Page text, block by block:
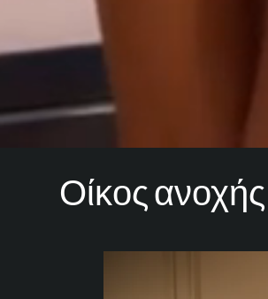
Οίκος